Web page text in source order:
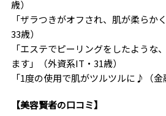
歳）
「ザラつきがオフされ、肌が柔らか
33歳）
「エステでピーリングをしたような
ます」（外資系IT・31歳）
「1度の使用で肌がツルツルに♪（金
【美容賢者の口コミ】